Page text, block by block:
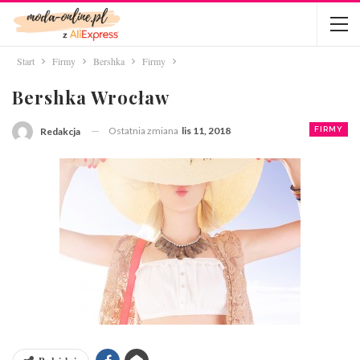
Start Firmy Bershka Firmy
Bershka Wrocław
FIRMY
Redakcja Ostatnia zmiana lis 11, 2018